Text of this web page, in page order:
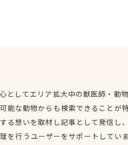
としてエリア拡大中の獣医師・動
能な動物からも検索できることが
る想いを取材し記事として発信し
を行うユーザーをサポートしてい